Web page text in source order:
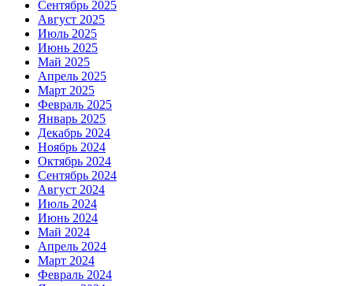
Сентябрь 2025
Август 2025
Июль 2025
Июнь 2025
Май 2025
Апрель 2025
Март 2025
Февраль 2025
Январь 2025
Декабрь 2024
Ноябрь 2024
Октябрь 2024
Сентябрь 2024
Август 2024
Июль 2024
Июнь 2024
Май 2024
Апрель 2024
Март 2024
Февраль 2024